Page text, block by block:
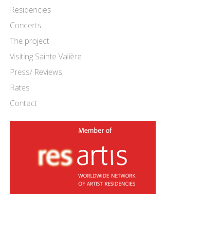
Residencies
Concerts
The project
Visiting Sainte Valière
Press/ Reviews
Rates
Contact